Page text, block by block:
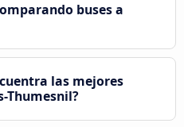
buses a
las mejores
Thumesnil?